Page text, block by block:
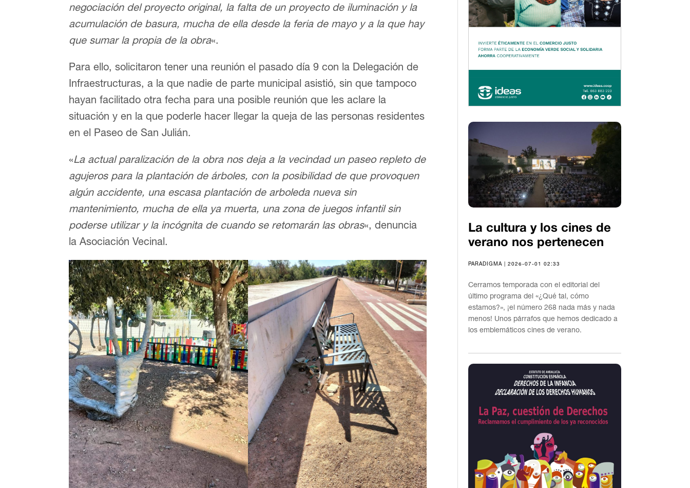
negociación del proyecto original, la falta de un proyecto de iluminación y la
acumulación de basura, mucha de ella desde la feria de mayo y a la que hay
que sumar la propia de la obra«.
Para ello, solicitaron tener una reunión el pasado día 9 con la Delegación de
Infraestructuras, a la que nadie de parte municipal asistió, sin que tampoco
hayan facilitado otra fecha para una posible reunión que les aclare la
situación y en la que poderle hacer llegar la queja de las personas residentes
en el Paseo de San Julián.
«La actual paralización de la obra nos deja a la vecindad un paseo repleto de
agujeros para la plantación de árboles, con la posibilidad de que provoquen
algún accidente, una escasa plantación de arboleda nueva sin
mantenimiento, mucha de ella ya muerta, una zona de juegos infantil sin
poderse utilizar y la incógnita de cuando se retomarán las obras«, denuncia
la Asociación Vecinal.
La cultura y los cines de
verano nos pertenecen
PARADIGMA | 2026-07-01 02:33
Cerramos temporada con el editorial del
último programa del «¿Qué tal, cómo
estamos?», ¡el número 268 nada más y nada
menos! Unos párrafos que hemos dedicado a
los emblemáticos cines de verano.